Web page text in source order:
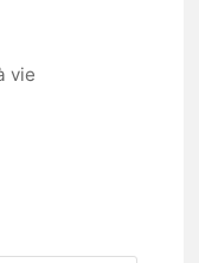
vie